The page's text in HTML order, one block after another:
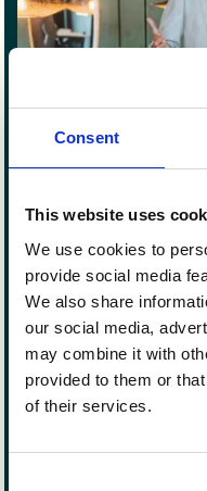
Consent
This website uses
We use cookies to
provide social media
We also share
our social media,
may combine it with
provided to them or
of their services.